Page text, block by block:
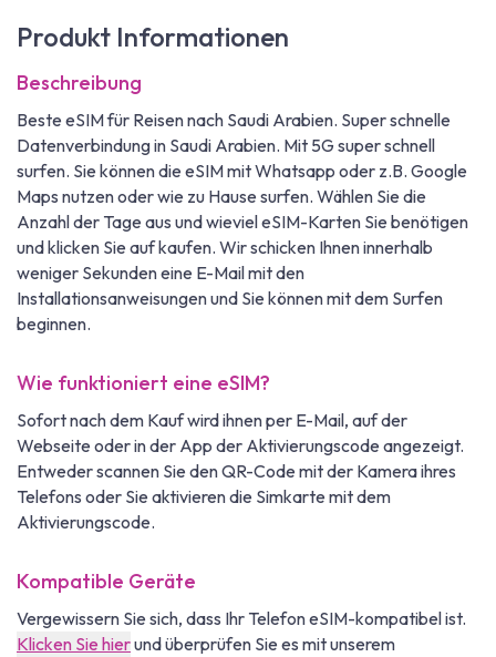
Produkt Informationen
Beschreibung
Beste eSIM für Reisen nach Saudi Arabien. Super schnelle
Datenverbindung in Saudi Arabien. Mit 5G super schnell
surfen. Sie können die eSIM mit Whatsapp oder z.B. Google
Maps nutzen oder wie zu Hause surfen. Wählen Sie die
Anzahl der Tage aus und wieviel eSIM-Karten Sie benötigen
und klicken Sie auf kaufen. Wir schicken Ihnen innerhalb
weniger Sekunden eine E-Mail mit den
Installationsanweisungen und Sie können mit dem Surfen
beginnen.
Wie funktioniert eine eSIM?
Sofort nach dem Kauf wird ihnen per E-Mail, auf der
Webseite oder in der App der Aktivierungscode angezeigt.
Entweder scannen Sie den QR-Code mit der Kamera ihres
Telefons oder Sie aktivieren die Simkarte mit dem
Aktivierungscode.
Kompatible Geräte
Vergewissern Sie sich, dass Ihr Telefon eSIM-kompatibel ist.
Klicken Sie hierund überprüfen Sie es mit unserem